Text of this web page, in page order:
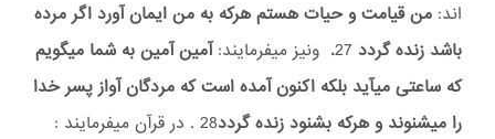
اند: من قیامت و حیات هستم هرکه به من ایمان آورد اگر مرده
باشد زنده گردد 27
. ونیز میفرمایند:آمین آمین به شما میگویم
که ساعتی میآید بلکه اکنون آمده است که مردگان آواز پسر خدا
را میشنوند و هرکه بشنود زنده گردد28 . در قرآن میفرمایند :